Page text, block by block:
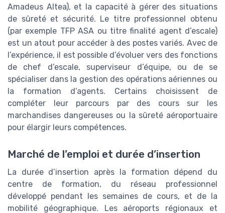
Amadeus Altea), et la capacité à gérer des situations
de sûreté et sécurité. Le titre professionnel obtenu
(par exemple TFP ASA ou titre finalité agent d’escale)
est un atout pour accéder à des postes variés. Avec de
l’expérience, il est possible d’évoluer vers des fonctions
de chef d’escale, superviseur d’équipe, ou de se
spécialiser dans la gestion des opérations aériennes ou
la formation d’agents. Certains choisissent de
compléter leur parcours par des cours sur les
marchandises dangereuses ou la sûreté aéroportuaire
pour élargir leurs compétences.
Marché de l’emploi et durée d’insertion
La durée d’insertion après la formation dépend du
centre de formation, du réseau professionnel
développé pendant les semaines de cours, et de la
mobilité géographique. Les aéroports régionaux et